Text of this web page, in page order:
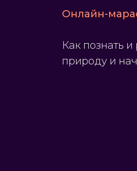
Онлайн-
Как познать
природу и